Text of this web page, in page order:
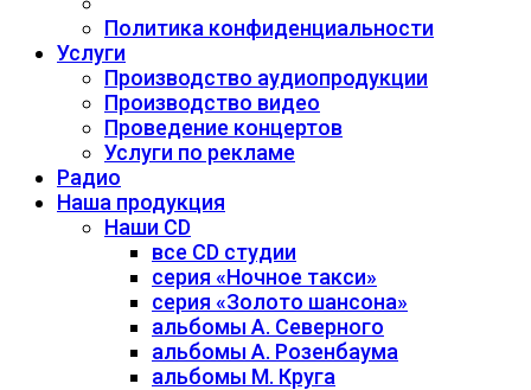
Политика конфиденциальности
Услуги
Производство аудиопродукции
Производство видео
Проведение концертов
Услуги по рекламе
Радио
Наша продукция
Наши CD
все CD студии
серия «Ночное такси»
серия «Золото шансона»
альбомы А. Северного
альбомы А. Розенбаума
альбомы М. Круга